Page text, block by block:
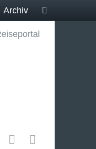
Archiv